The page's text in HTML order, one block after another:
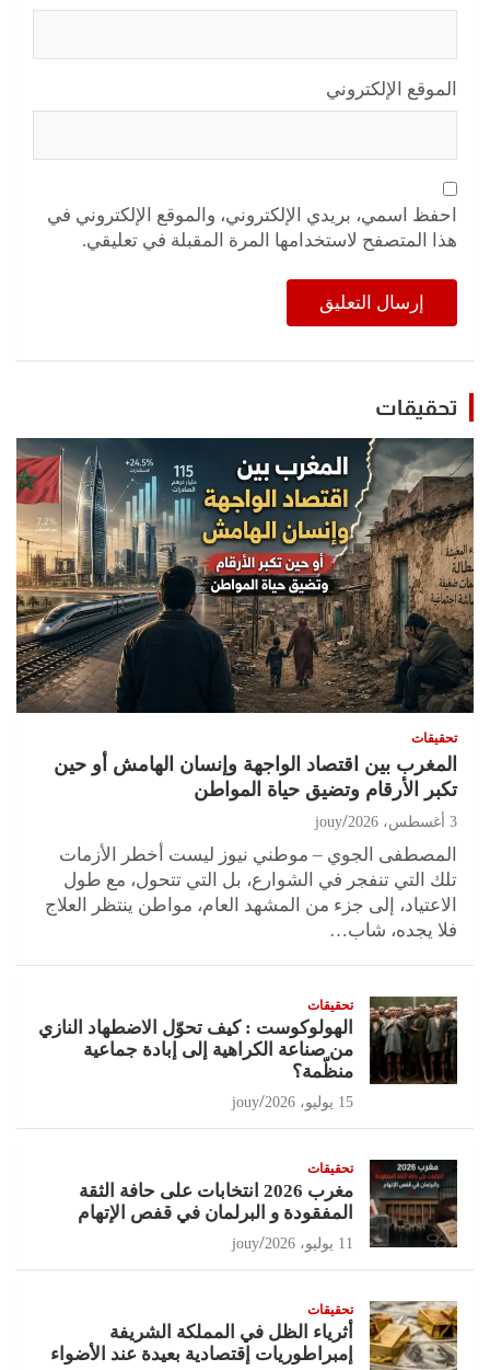
الموقع الإلكتروني
احفظ اسمي، بريدي الإلكتروني، والموقع الإلكتروني في
هذا المتصفح لاستخدامها المرة المقبلة في تعليقي.
تحقيقات
تحقيقات
المغرب بين اقتصاد الواجهة وإنسان الهامش أو حين
تكبر الأرقام وتضيق حياة المواطن
3 أغسطس، 2026 jouy
المصطفى الجوي – موطني نيوز ليست أخطر الأزمات
تلك التي تنفجر في الشوارع، بل التي تتحول، مع طول
الاعتياد، إلى جزء من المشهد العام، مواطن ينتظر العلاج
فلا يجده، شاب…
تحقيقات
الهولوكوست : كيف تحوّل الاضطهاد النازي
من صناعة الكراهية إلى إبادة جماعية
منظّمة؟
15 يوليو، 2026 jouy
تحقيقات
مغرب 2026 انتخابات على حافة الثقة
المفقودة و البرلمان في قفص الإتهام
11 يوليو، 2026 jouy
تحقيقات
أثرياء الظل في المملكة الشريفة
إمبراطوريات إقتصادية بعيدة عند الأضواء